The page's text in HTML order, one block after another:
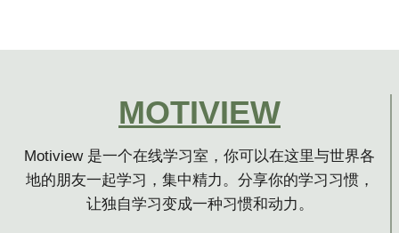
MOTIVIEW
Motiview 是一个在线学习室，你可以在这里与世界各
地的朋友一起学习，集中精力。分享你的学习习惯，
让独自学习变成一种习惯和动力。